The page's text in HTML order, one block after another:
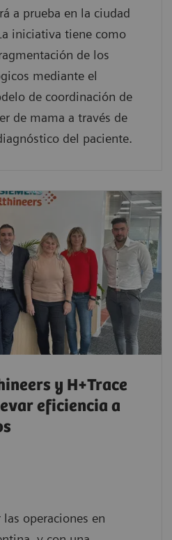
a prueba en la ciudad
iniciativa tiene como
de los
mediante el
de coordinación de
de mama a través de
del paciente.
y H+Trace
eficiencia a
operaciones en